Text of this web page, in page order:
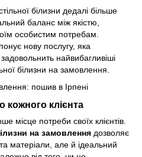
білизни дедалі більше
баланс між якістю,
особистим потребам.
нову послугу, яка
найвибагливіші
білизни на замовлення.
кожного клієнта
місце потреби своїх клієнтів.
на замовлення дозволяє
матеріали, але й ідеальний